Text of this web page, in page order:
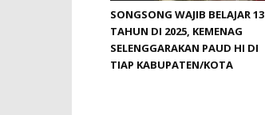
SONGSONG WAJIB BELAJAR 13
TAHUN DI 2025, KEMENAG
SELENGGARAKAN PAUD HI DI
TIAP KABUPATEN/KOTA